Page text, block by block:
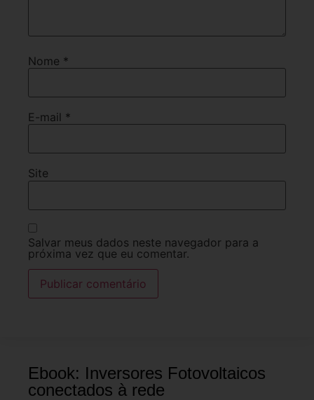
Nome *
E-mail *
Site
Salvar meus dados neste navegador para a
próxima vez que eu comentar.
Ebook: Inversores Fotovoltaicos
conectados à rede